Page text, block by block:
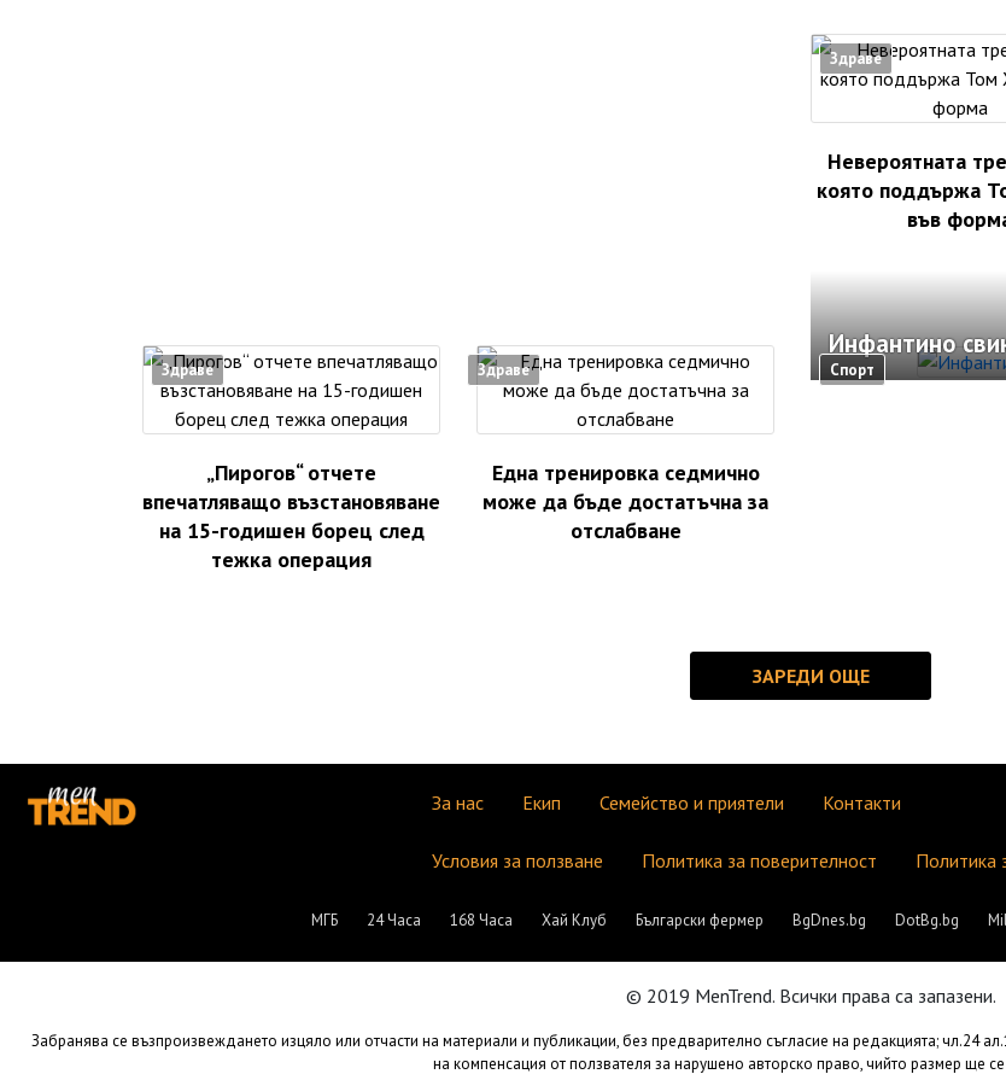
Здраве
Невероятната
която поддържа
във
Здраве
„Пирогов“ отчете
впечатляващо възстановяване
на 15-годишен борец след
тежка операция
Здраве
Една тренировка седмично
може да бъде достатъчна за
отслабване
Спорт
Инфантино
За нас Екип Семейство и приятели Контакти
Условия за ползване Политика за поверителност Политика
МГБ 24 Часа 168 Часа Хай Клуб Български фермер BgDnes.bg DotBg.bg
© 2019 MenTrend. Всички права са запазени.
Забранява се възпроизвеждането изцяло или отчасти на материали и публикации, без предварително съгласие на редакцията; чл.24
на компенсация от ползвателя за нарушено авторско право, чийто размер ще